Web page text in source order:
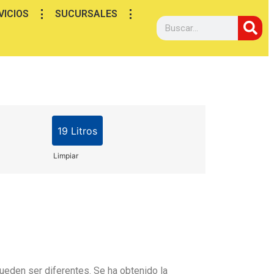
SUCURSALES
19 Litros
Limpiar
ser diferentes. Se ha obtenido la